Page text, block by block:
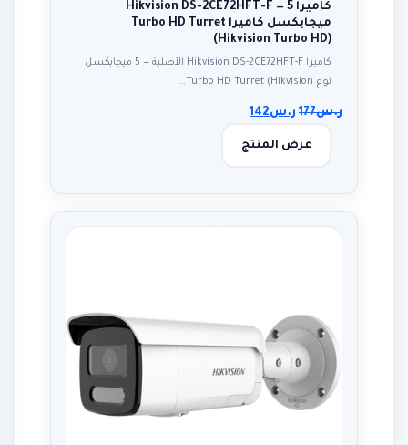
كاميرا Hikvision DS-2CE72HFT-F — 5
ميجابكسل كاميرا Turbo HD Turret
(Hikvision Turbo HD)
كاميرا Hikvision DS-2CE72HFT-F الأصلية — 5 ميجابكسل
نوع Turbo HD Turret (Hikvision…
ر.س177 ر.س142
عرض المنتج